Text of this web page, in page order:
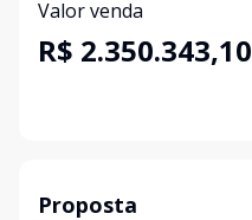
Valor venda
R$ 2.350.343,10
Proposta